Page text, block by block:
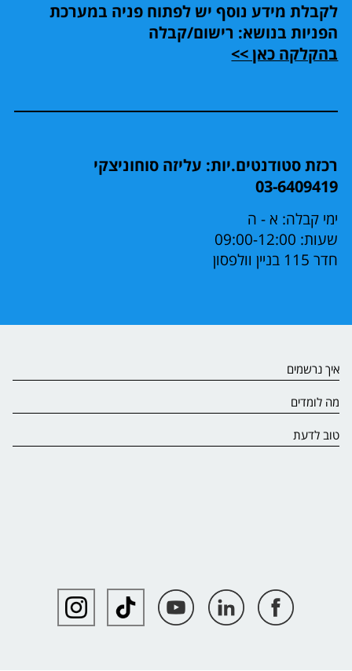
לקבלת מידע נוסף יש לפתוח פניה במערכת
הפניות בנושא: רישום/קבלה
בהקלקה כאן >>
רכזת סטודנטים.יות: עליזה סוחוניצקי
03-6409419
ימי קבלה: א - ה
שעות: 09:00-12:00
חדר 115 בניין וולפסון
איך נרשמים
מה לומדים
טוב לדעת